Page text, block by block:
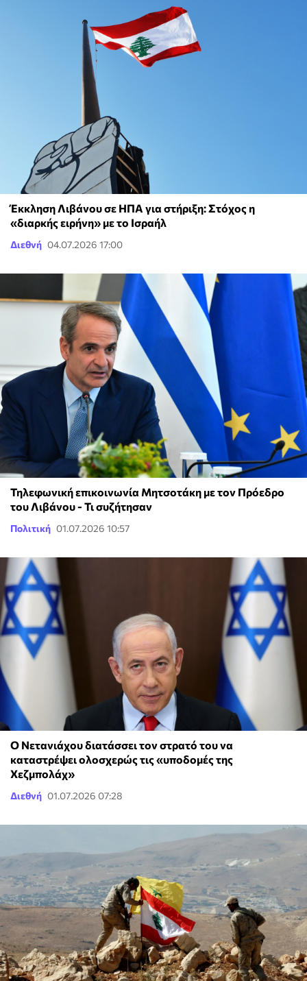
Έκκληση Λιβάνου σε ΗΠΑ για στήριξη: Στόχος η
«διαρκής ειρήνη» με το Ισραήλ
Διεθνή 04.07.2026 17:00
Τηλεφωνική επικοινωνία Μητσοτάκη με τον Πρόεδρο
του Λιβάνου - Τι συζήτησαν
Πολιτική 01.07.2026 10:57
Ο Νετανιάχου διατάσσει τον στρατό του να
καταστρέψει ολοσχερώς τις «υποδομές της
Χεζμπολάχ»
Διεθνή 01.07.2026 07:28